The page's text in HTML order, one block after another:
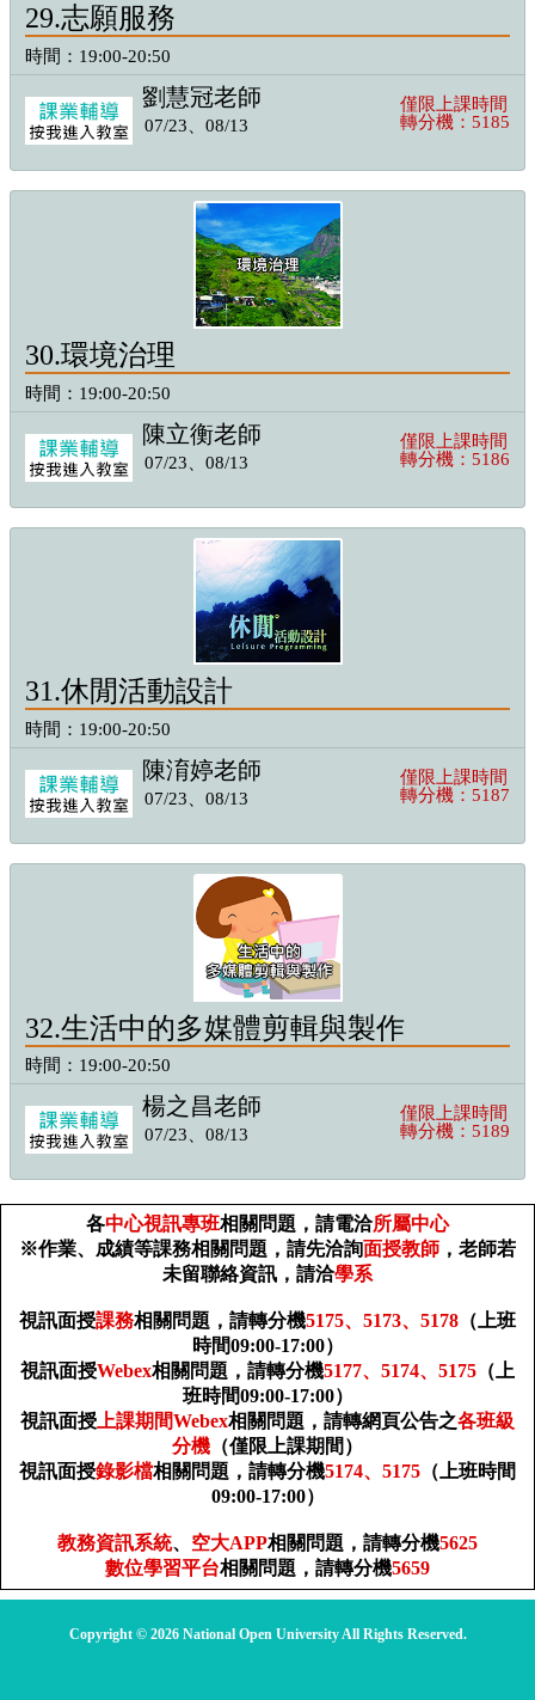
29.志願服務
時間：19:00-20:50
劉慧冠老師
僅限上課時間
轉分機：5185
07/23、08/13
30.環境治理
時間：19:00-20:50
陳立衡老師
僅限上課時間
轉分機：5186
07/23、08/13
31.休閒活動設計
時間：19:00-20:50
陳淯婷老師
僅限上課時間
轉分機：5187
07/23、08/13
32.生活中的多媒體剪輯與製作
時間：19:00-20:50
楊之昌老師
僅限上課時間
轉分機：5189
07/23、08/13
各中心視訊專班相關問題，請電洽所屬中心
※作業、成績等課務相關問題，請先洽詢面授教師 ，老師若
未留聯絡資訊，請洽學系
視訊面授課務相關問題，請轉分機5175、5173、5178 （上班
時間09:00-17:00）
視訊面授Webex相關問題，請轉分機5177、5174、5175 （上
班時間09:00-17:00）
視訊面授 上課期間Webex相關問題，請轉網頁公告之各班級
分機 （僅限上課期間）
視訊面授錄影檔相關問題，請轉分機5174、5175 （上班時間
09:00-17:00）
教務資訊系統、 空大APP相關問題，請轉分機5625
數位學習平台相關問題，請轉分機5659
Copyright © 2026 National Open University All Rights Reserved.